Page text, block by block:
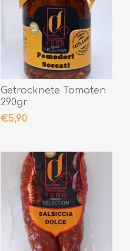
Getrocknete Tomaten
290gr
€5,90